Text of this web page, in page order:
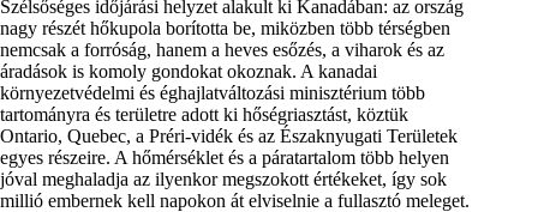
Szélsőséges időjárási helyzet alakult ki Kanadában: az ország
nagy részét hőkupola borította be, miközben több térségben
nemcsak a forróság, hanem a heves esőzés, a viharok és az
áradások is komoly gondokat okoznak. A kanadai
környezetvédelmi és éghajlatváltozási minisztérium több
tartományra és területre adott ki hőségriasztást, köztük
Ontario, Quebec, a Préri-vidék és az Északnyugati Területek
egyes részeire. A hőmérséklet és a páratartalom több helyen
jóval meghaladja az ilyenkor megszokott értékeket, így sok
millió embernek kell napokon át elviselnie a fullasztó meleget.